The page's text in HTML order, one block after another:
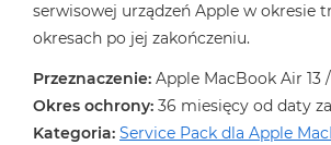
serwisowej urządzeń Apple w okresie
okresach po jej zakończeniu.
Przeznaczenie: Apple MacBook Air 13
Okres ochrony: 36 miesięcy od daty
Kategoria: Service Pack dla Apple